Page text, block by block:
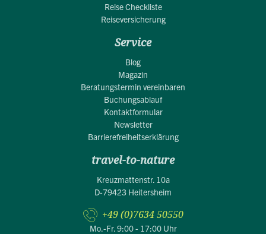
Reise Checkliste
Reiseversicherung
Service
Blog
Magazin
Beratungstermin vereinbaren
Buchungsablauf
Kontaktformular
Newsletter
Barrierefreiheitserklärung
travel-to-nature
Kreuzmattenstr. 10a
D-79423 Heitersheim
+49 (0)7634 50550
Mo.-Fr. 9:00 - 17:00 Uhr